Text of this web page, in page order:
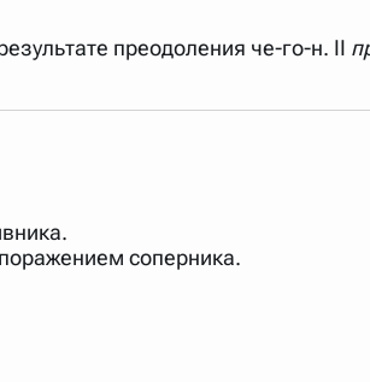
преодоления че-го-н. II
соперника.